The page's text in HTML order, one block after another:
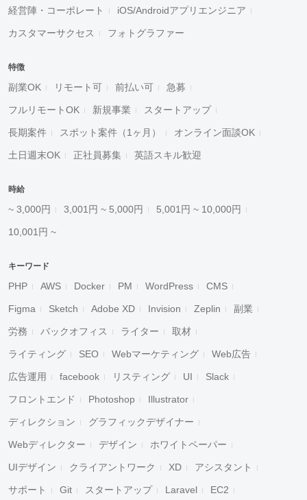
経営陣・コーポレート iOS/Androidアプリエンジニア
カスタマーサクセス フォトグラファー
特徴
副業OK リモート可 前払い可 急募
フルリモートOK 新規事業 スタートアップ
長期案件 スポット案件（1ヶ月） オンライン面談OK
土日週末OK 正社員募集 英語スキル歓迎
時給
~ 3,000円 3,001円 ~ 5,000円 5,001円 ~ 10,000円
10,001円 ~
キーワード
PHP AWS Docker PM WordPress CMS
Figma Sketch Adobe XD Invision Zeplin 副業
労務 バックオフィス ライター 取材
ライティング SEO Webマーケティング Web広告
広告運用 facebook リスティング UI Slack
フロントエンド Photoshop Illustrator
ディレクション グラフィックデザイナー
Webディレクター デザイン ホワイトペーパー
UIデザイン クライアントワーク XD アシスタント
サポート Git スタートアップ Laravel EC2